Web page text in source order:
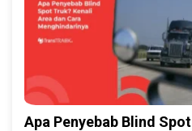
Apa Penyebab Blind